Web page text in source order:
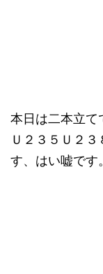
本日は二本立て
Ｕ２３５Ｕ２
す、はい嘘です。